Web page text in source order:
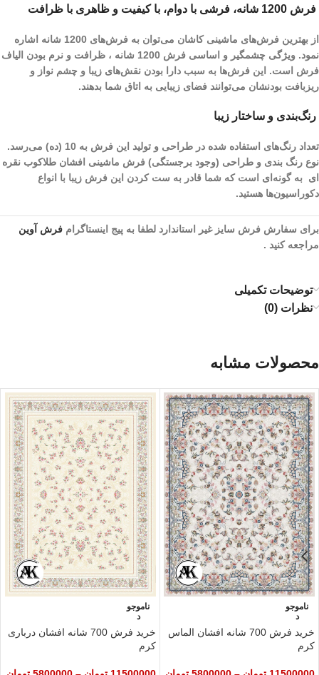
فرش 1200 شانه، فرشی با دوام، با کیفیت و ظاهری با ظرافت
از بهترین فرش‌های ماشینی کاشان می‌توان به فرش‌های 1200 شانه اشاره
نمود. ویژگی چشمگیر و اساسی فرش 1200 شانه ، ظرافت و نرم بودن الیاف
فرش است. این فرش‌ها به سبب دارا بودن نقش‌های زیبا و چشم نواز و
ریز‌بافت بودنشان می‌توانند فضای زیبایی به اتاق شما بدهند.
رنگ‌بندی و ساختار زیبا
تعداد رنگ‌های استفاده شده در طراحی و تولید این فرش به 10 (ده) می‌رسد.
نوع رنگ بندی و طراحی (وجود برجستگی) فرش ماشینی افشان طلاکوب نقره
ای به گونه‌ای است که شما قادر به ست کردن این فرش زیبا با انواع
دکوراسیون‌ها هستید.
برای سفارش فرش سایز غیر استاندارد لطفا به پیج اینستاگرام فرش آوین
مراجعه کنید .
توضیحات تکمیلی
نظرات (0)
محصولات مشابه
ناموجو
د
خرید فرش 700 شانه افشان الماس
کرم
ناموجو
د
خرید فرش 700 شانه افشان درباری
کرم